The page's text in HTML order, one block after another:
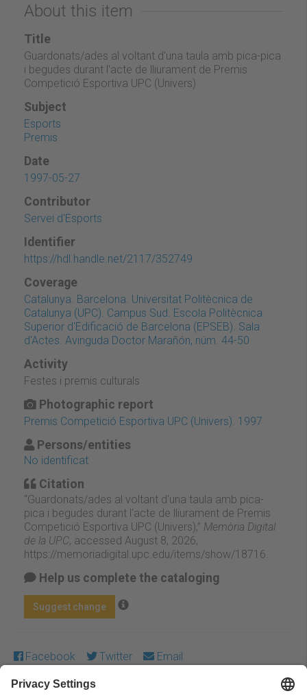
About this item
Title
Guardonats/ades al voltant d'una taula amb pica-pica
i begudes durant l'acte de lliurament de Premis
Competició Esportiva UPC (Univers)
Subject
Esports
Premis
Date
1997-05-27
Contributor
Servei d'Esports
Identifier
https://hdl.handle.net/2117/352749
Coverage
Catalunya. Barcelona. Universitat Politècnica de
Catalunya (UPC). Campus Sud. Escola Politècnica
Superior d'Edificació de Barcelona (EPSEB). Sala
d'Actes. Avinguda Doctor Marañón, núm. 44-50
Activity
Festes i premis culturals
Photographic report
Premis Competició Esportiva UPC (Univers). 1997
Persons/entities
No identificat
Citation
“Guardonats/ades al voltant d'una taula amb pica-
pica i begudes durant l'acte de lliurament de Premis
Competició Esportiva UPC (Univers),” Memòria Digital
de la UPC, accessed August 8, 2026,
https://memoriadigital.upc.edu/items/show/18716
Help us complete the cataloging
Suggest change
Facebook Twitter Email